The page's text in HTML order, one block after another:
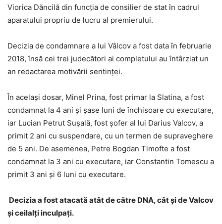
Viorica Dăncilă din funcția de consilier de stat în cadrul
aparatului propriu de lucru al premierului.
Decizia de condamnare a lui Vâlcov a fost data în februarie
2018, însă cei trei judecători ai completului au întârziat un
an redactarea motivării sentinței.
În același dosar, Minel Prina, fost primar la Slatina, a fost
condamnat la 4 ani și șase luni de închisoare cu executare,
iar Lucian Petrut Sușală, fost șofer al lui Darius Valcov, a
primit 2 ani cu suspendare, cu un termen de supraveghere
de 5 ani. De asemenea, Petre Bogdan Timofte a fost
condamnat la 3 ani cu executare, iar Constantin Tomescu a
primit 3 ani și 6 luni cu executare.
Decizia a fost atacată atât de către DNA, cât și de Valcov
și ceilalți inculpați.